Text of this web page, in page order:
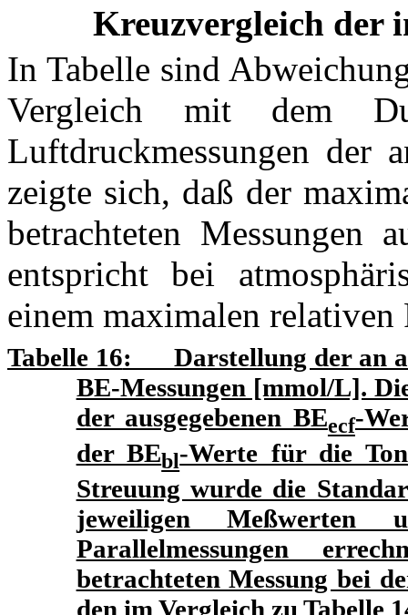
Kreuzvergleich der
In Tabelle sind
Vergleich mit dem
Luftdruckmessungen der
zeigte sich, daß der
betrachteten
entspricht bei
einem maximalen
Tabelle 16: Darstellung der an
BE-Messungen [mmol/L].
der ausgegebenen BEecf-
der BEbl-Werte für die
Streuung wurde die
jeweiligen
Parallelmessungen
betrachteten Messung bei
den im Vergleich zu Tabelle